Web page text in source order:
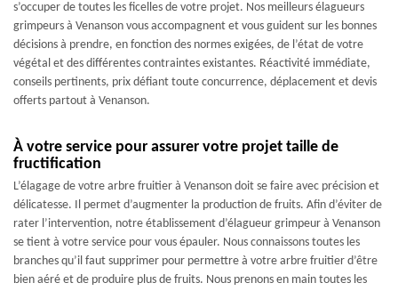
s’occuper de toutes les ficelles de votre projet. Nos meilleurs élagueurs
grimpeurs à Venanson vous accompagnent et vous guident sur les bonnes
décisions à prendre, en fonction des normes exigées, de l’état de votre
végétal et des différentes contraintes existantes. Réactivité immédiate,
conseils pertinents, prix défiant toute concurrence, déplacement et devis
offerts partout à Venanson.
À votre service pour assurer votre projet taille de
fructification
L’élagage de votre arbre fruitier à Venanson doit se faire avec précision et
délicatesse. Il permet d’augmenter la production de fruits. Afin d’éviter de
rater l’intervention, notre établissement d’élagueur grimpeur à Venanson
se tient à votre service pour vous épauler. Nous connaissons toutes les
branches qu’il faut supprimer pour permettre à votre arbre fruitier d’être
bien aéré et de produire plus de fruits. Nous prenons en main toutes les